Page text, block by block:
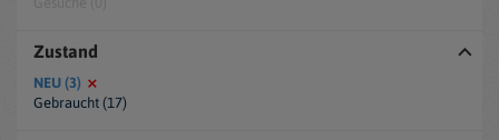
Zustand
NEU (3)
Gebraucht (17)